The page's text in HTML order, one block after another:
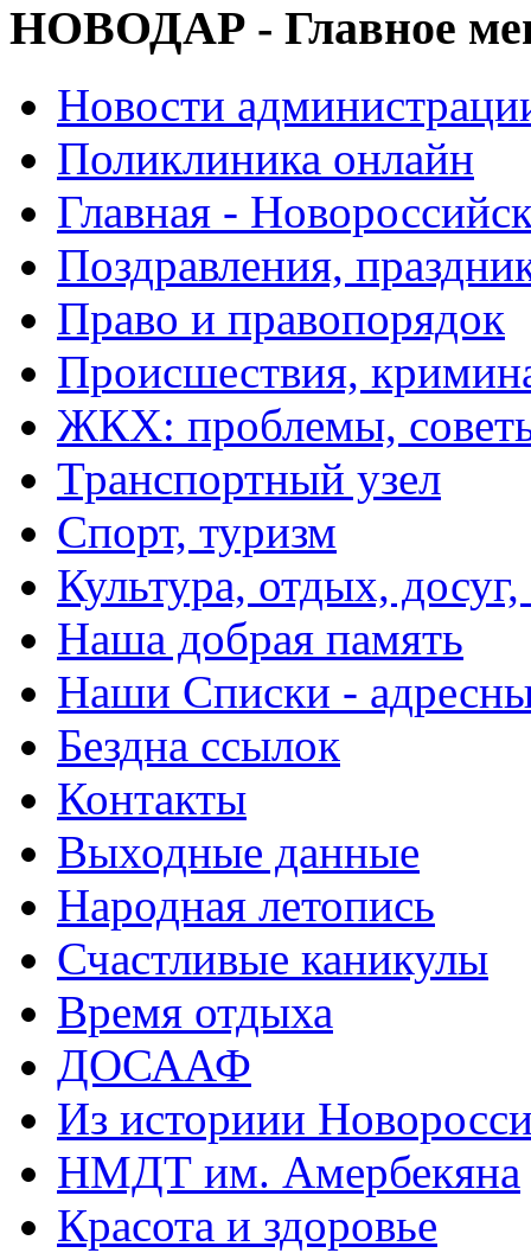
НОВОДАР - Главное
Новости
Поликлиника онлайн
Главная -
Поздравления,
Право и правопорядок
Происшествия,
ЖКХ: проблемы,
Транспортный узел
Спорт, туризм
Культура, отдых,
Наша добрая память
Наши Списки -
Бездна ссылок
Контакты
Выходные данные
Народная летопись
Счастливые каникулы
Время отдыха
ДОСААФ
Из историии
НМДТ им. Амербекяна
Красота и здоровье